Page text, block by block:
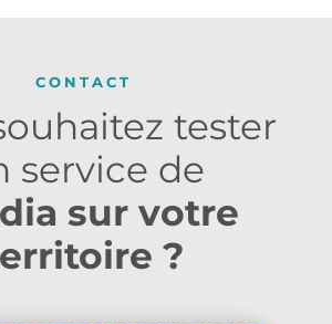
CONTACT
tester
service de
sur votre
?